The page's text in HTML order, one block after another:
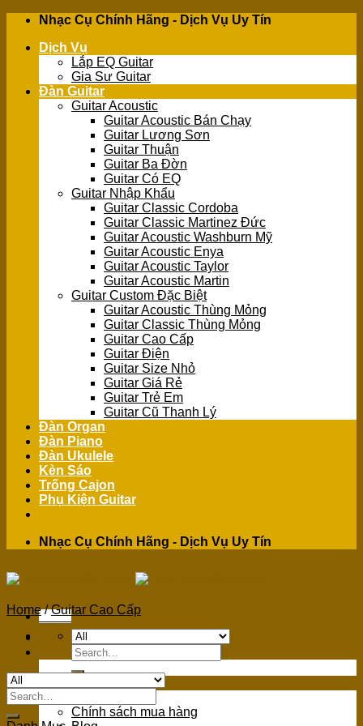
Skip
content
Nhạc Cụ Chính Hãng - Dịch Vụ Uy Tín
Dịch Vụ
Lắp EQ Guitar
Gia Sư Guitar
Đàn Guitar
Guitar Acoustic
Guitar Acoustic Bán Chạy
Guitar Lương Sơn
Guitar Thuận
Guitar Ba Đờn
Guitar Có EQ
Guitar Nhập Khẩu
Guitar Classic Cordoba
Guitar Classic Martinez Đức
Guitar Acoustic Washburn Mỹ
Guitar Acoustic Enya
Guitar Acoustic Taylor
Guitar Acoustic Martin
Guitar Custom Đặc Biệt
Guitar Acoustic Thùng Mỏng
Guitar Classic Thùng Mỏng
Guitar Cao Cấp
Guitar Điện
Guitar Size Nhỏ
Guitar Giá Rẻ
Guitar Trẻ Em
Guitar Cũ Thanh Lý
Đàn Organ
Đàn Piano
Đàn Ukulele
Kèn Sáo
Trống Cajon
Phụ Kiện Guitar
Nhạc Cụ Chính Hãng - Dịch Vụ Uy Tín
Menu
Search
for:
Chính sách mua hàng
Home / Guitar Cao Cấp
Search
for: